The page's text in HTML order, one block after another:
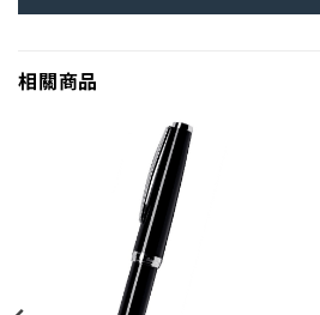
相關商品